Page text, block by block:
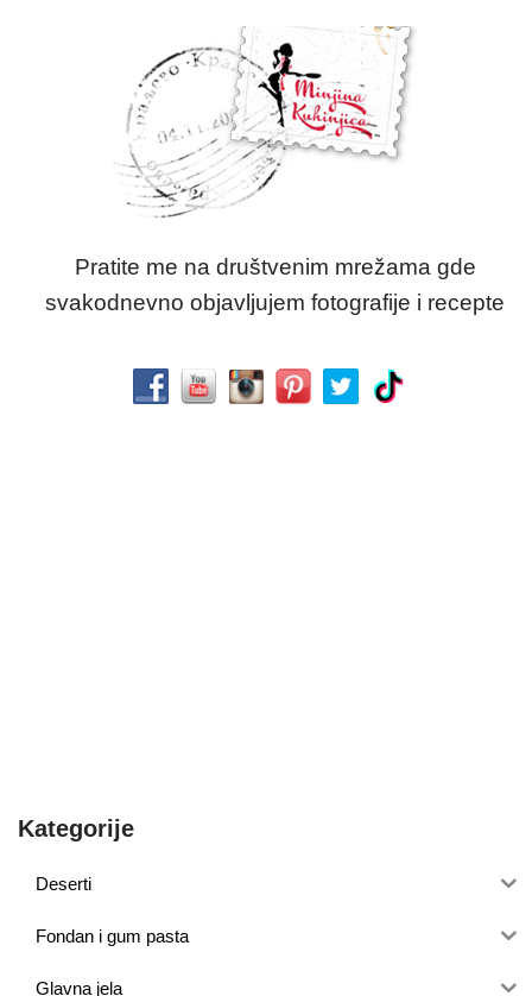
Pratite me na društvenim mrežama gde
svakodnevno objavljujem fotografije i recepte
Kategorije
Deserti
Fondan i gum pasta
Glavna jela